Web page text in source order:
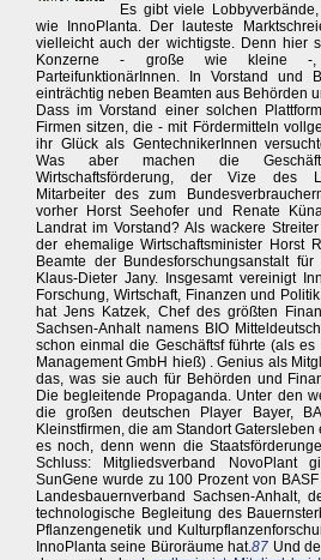
Es gibt viele
wie InnoPlanta. Der lauteste
vielleicht auch der wichtigste. Denn hier
Konzerne - große wie kleine -,
ParteifunktionärInnen. In Vorstand und
einträchtig neben Beamten aus Behörden
Dass im Vorstand einer solchen
Firmen sitzen, die - mit Fördermitteln
ihr Glück als GentechnikerInnen
Was aber machen die
Wirtschaftsförderung, der Vize des
Mitarbeiter des zum
vorher Horst Seehofer und Renate
Landrat im Vorstand? Als wackere
der ehemalige Wirtschaftsminister Horst
Beamte der Bundesforschungsanstalt
Klaus-Dieter Jany. Insgesamt vereinigt
Forschung, Wirtschaft, Finanzen und
hat Jens Katzek, Chef des größten
Sachsen-Anhalt namens BIO
schon einmal die Geschäftsf führte (als
Management GmbH hieß) . Genius als
das, was sie auch für Behörden und
Die begleitende Propaganda. Unter den
die großen deutschen Player Bayer,
Kleinstfirmen, die am Standort
es noch, denn wenn die
Schluss: Mitgliedsverband NovoPlant
SunGene wurde zu 100 Prozent von
Landesbauernverband Sachsen-Anhalt,
technologische Begleitung des
Pflanzengenetik und
InnoPlanta seine Büroräume hat.87 Und